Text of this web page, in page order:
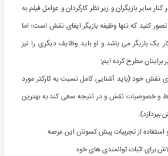
سایر بازیگران و زیر نظر کارگردان و عوامل فیلم به
کنید که تنها وظیفه بازیگر ایفای نقش است؛ اما
یک بازیگر می باشد و او باید وظایف دیگری را نیز
برایتان مطرح کرده ایم:
نقش خود (باید آشنایی کامل نسبت به کارکتر مورد
و خصوصیات نقش و در نتیجه سعی کند به بهترین
بپردازد).
استفاده از تجربیات پیش کسوتان این عرصه
برای اثبات توانمندی های خود